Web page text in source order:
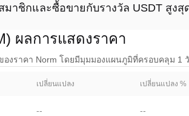
มาชิกและซื้อขายกับรางวัล USDT สูงสุ
ผลการแสดงราคา
องราคา Norm โดยมีมุมมองแผนภูมิที่ครอบคลุม 1
เปลี่ยนแปลง เปลี่ยนแปลง %
-- --